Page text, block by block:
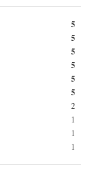
5
5
5
5
5
5
2
1
1
1